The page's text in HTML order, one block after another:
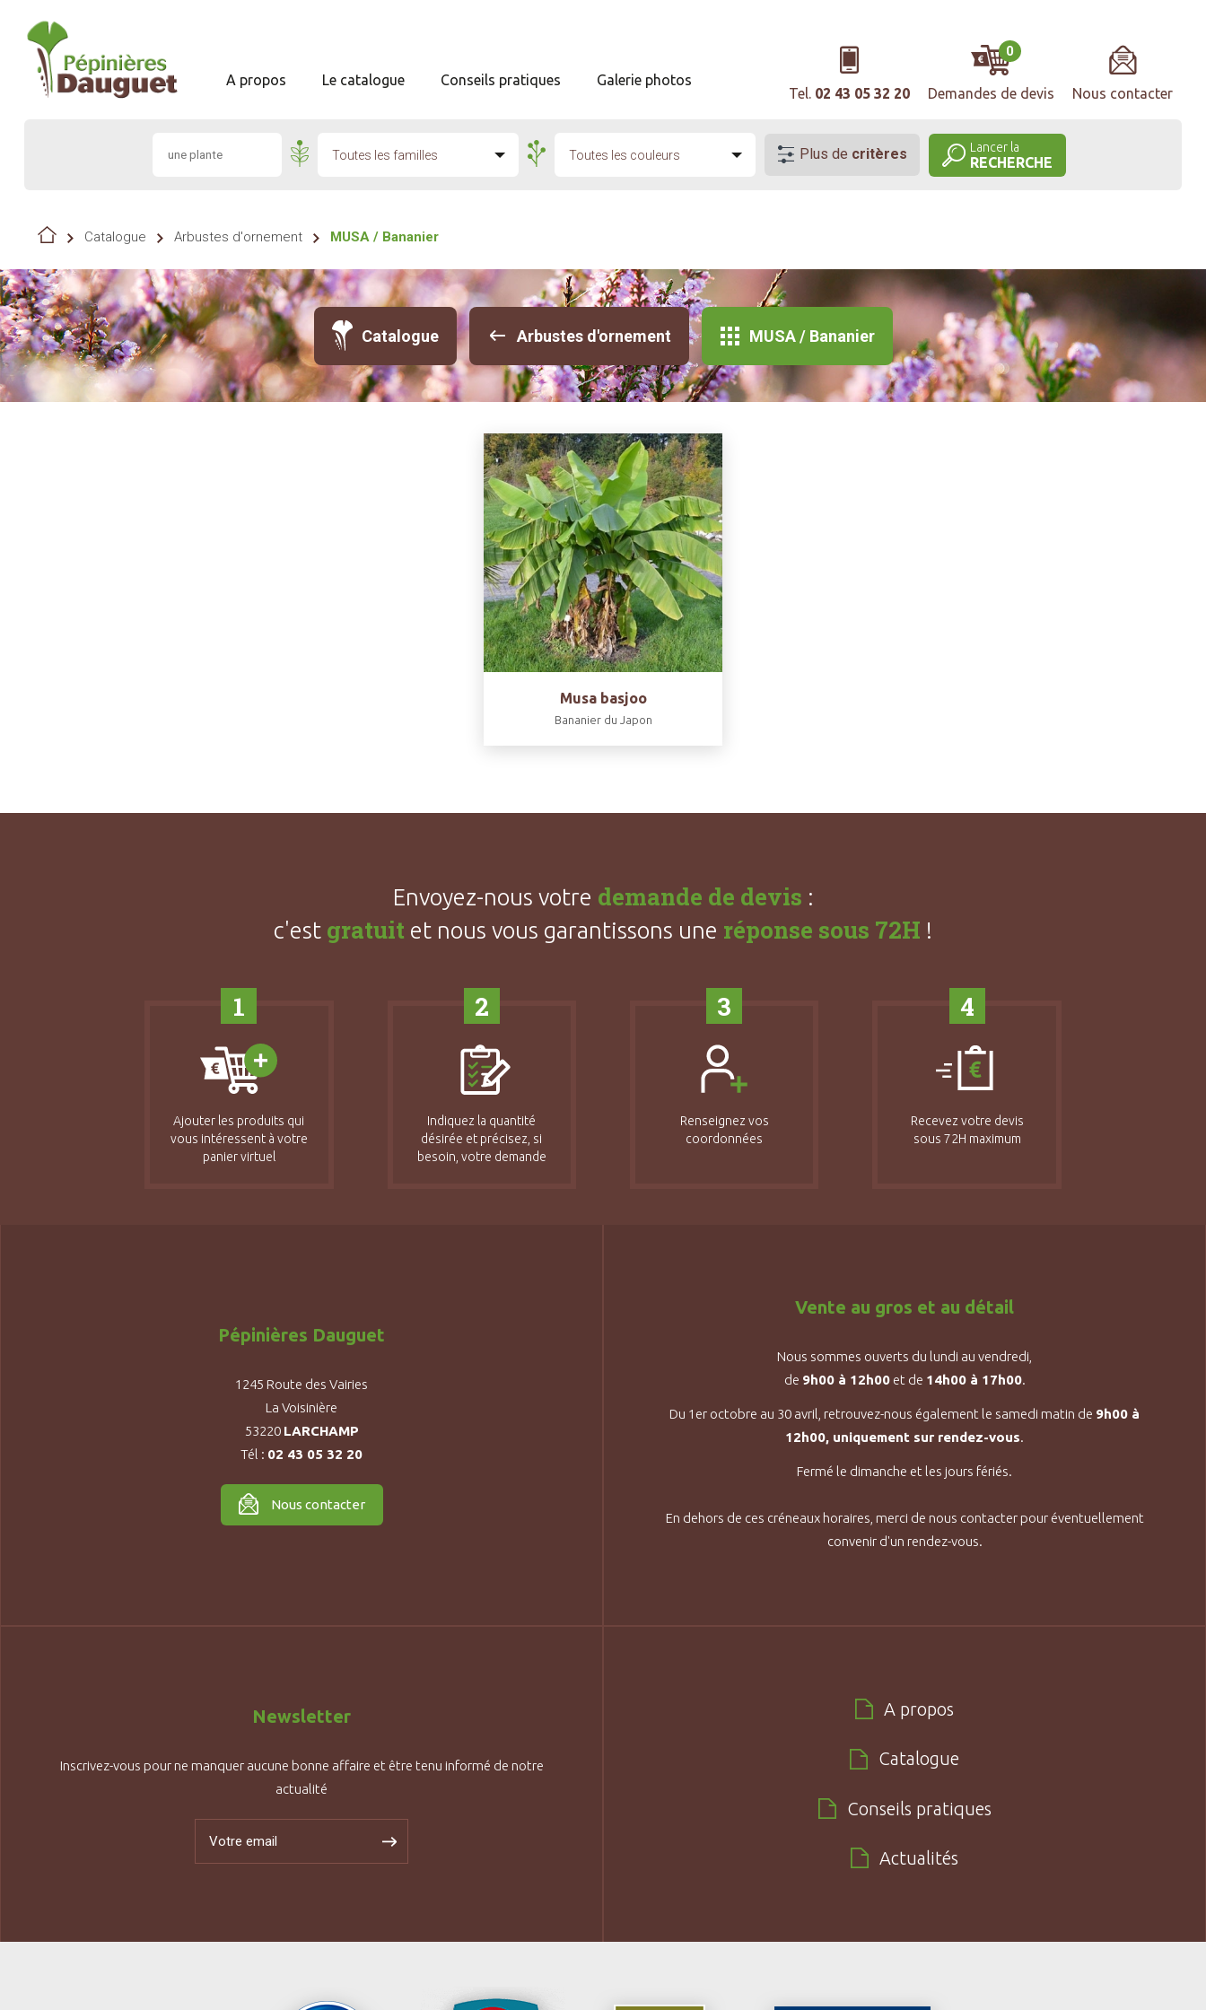
A propos Le catalogue Conseils pratiques
Galerie photos
Tel. 02 43 05 32 20
0
Demandes de devis Nous contacter
Toutes les familles Toutes les couleurs Plus de critères Lancer la
RECHERCHE
Catalogue Arbustes d'ornement MUSA / Bananier
Catalogue Arbustes d'ornement MUSA / Bananier
Musa basjoo
Bananier du Japon
Envoyez-nous votre demande de devis :
c'est gratuit et nous vous garantissons une réponse sous 72H !
1
Ajouter les produits qui
vous intéressent à votre
panier virtuel
2
Indiquez la quantité
désirée et précisez, si
besoin, votre demande
3
Renseignez vos
coordonnées
4
Recevez votre devis
sous 72H maximum
Pépinières Dauguet
1245 Route des Vairies
La Voisinière
53220 LARCHAMP
Tél : 02 43 05 32 20
Nous contacter
Vente au gros et au détail
Nous sommes ouverts du lundi au vendredi,
de 9h00 à 12h00et de 14h00 à 17h00.
Du 1er octobre au 30 avril, retrouvez-nous également le samedi matin de 9h00 à
12h00, uniquement sur rendez-vous.
Fermé le dimanche et les jours fériés.
En dehors de ces créneaux horaires, merci de nous contacter pour éventuellement
convenir d'un rendez-vous.
Newsletter
Inscrivez-vous pour ne manquer aucune bonne affaire et être tenu informé de notre
actualité
A propos
Catalogue
Conseils pratiques
Actualités